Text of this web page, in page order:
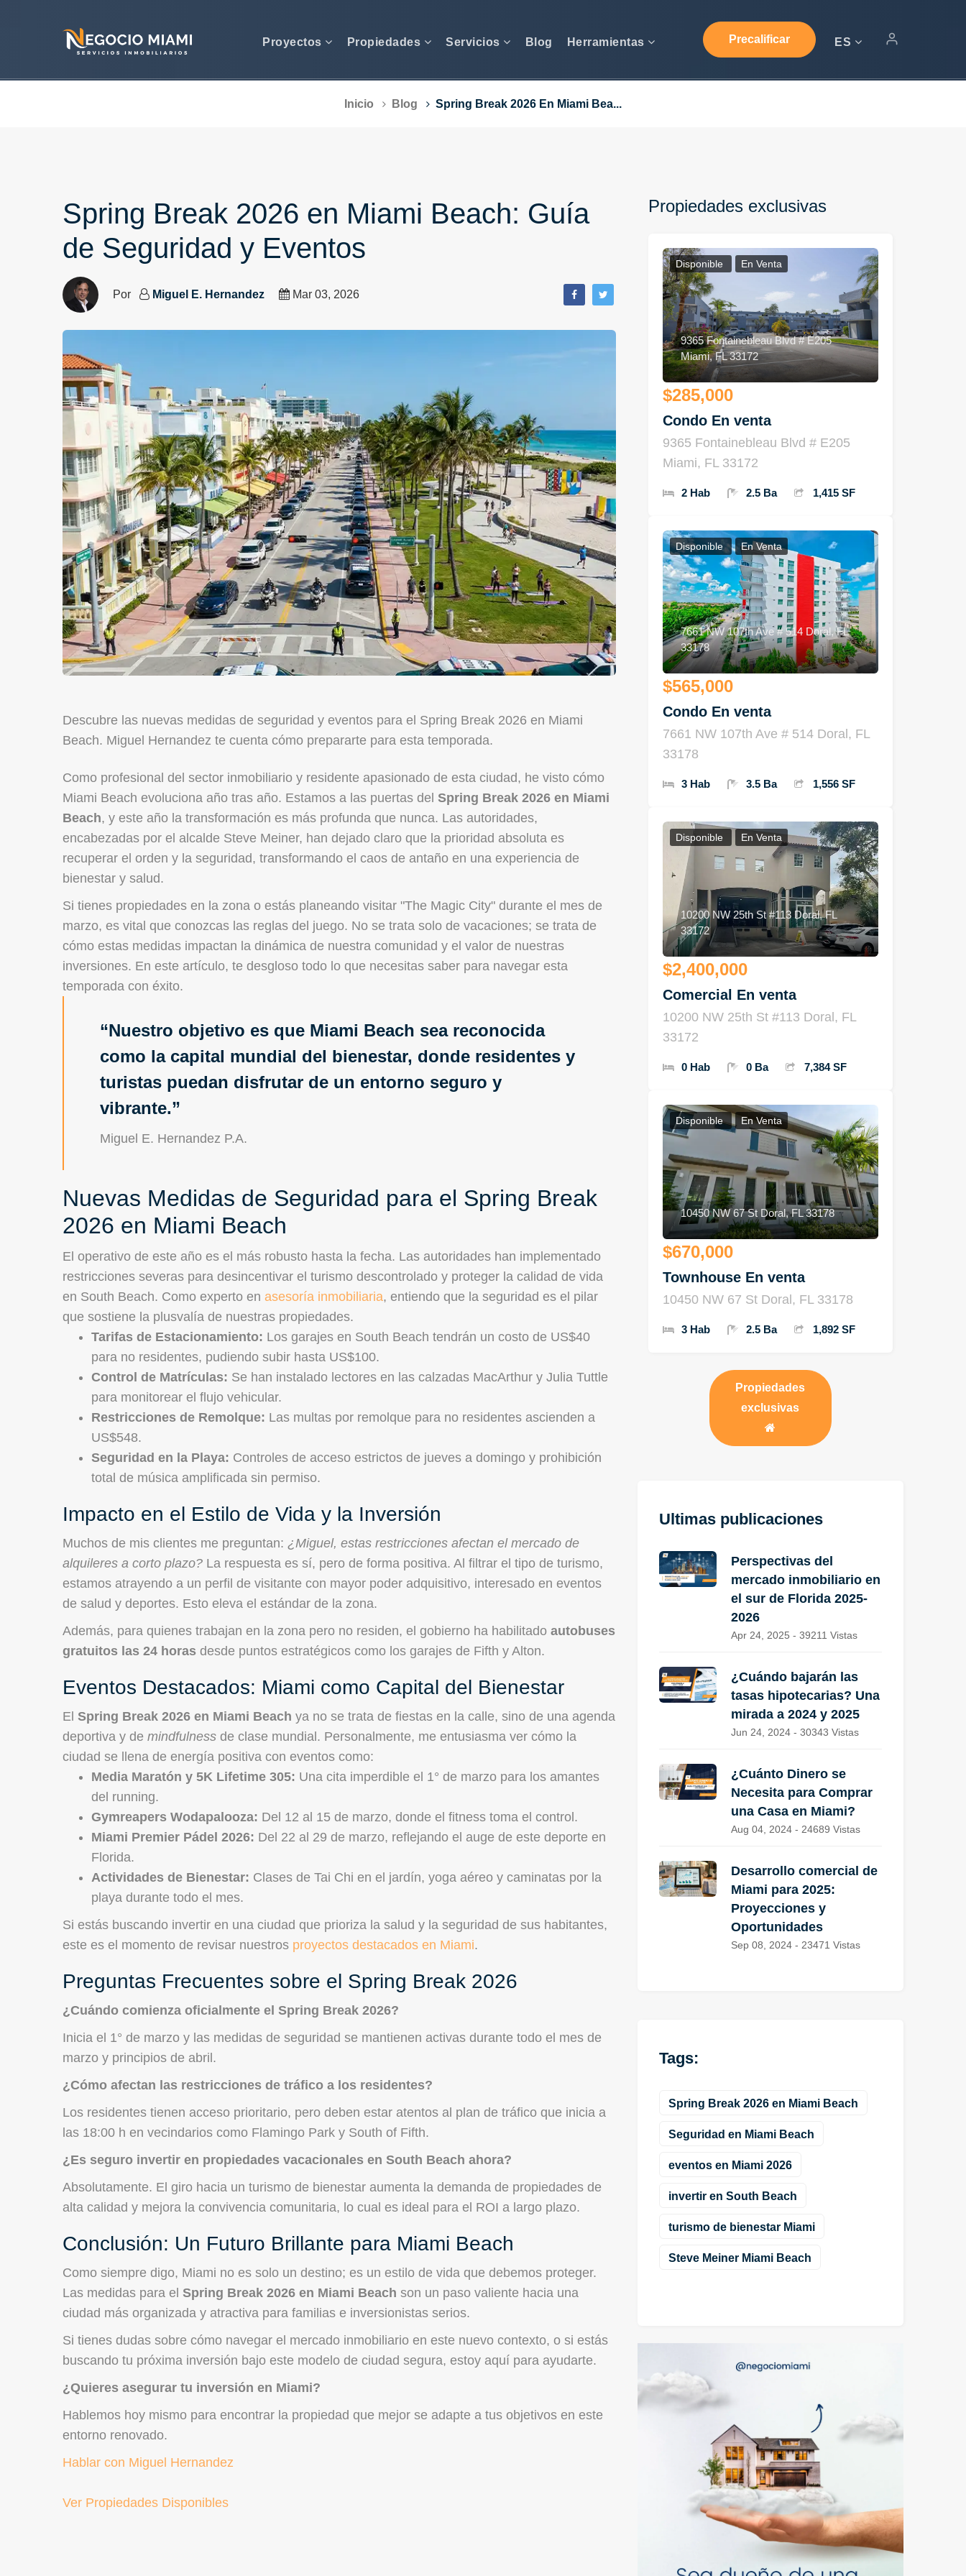
Proyectos Propiedades Servicios Blog Herramientas Precalificar ES
Inicio Blog Spring Break 2026 En Miami Bea...
Spring Break 2026 en Miami Beach: Guía
de Seguridad y Eventos
Por Miguel E. Hernandez Mar 03, 2026
Descubre las nuevas medidas de seguridad y eventos para el Spring Break 2026 en Miami
Beach. Miguel Hernandez te cuenta cómo prepararte para esta temporada.
Como profesional del sector inmobiliario y residente apasionado de esta ciudad, he visto cómo
Miami Beach evoluciona año tras año. Estamos a las puertas del Spring Break 2026 en Miami
Beach, y este año la transformación es más profunda que nunca. Las autoridades,
encabezadas por el alcalde Steve Meiner, han dejado claro que la prioridad absoluta es
recuperar el orden y la seguridad, transformando el caos de antaño en una experiencia de
bienestar y salud.
Si tienes propiedades en la zona o estás planeando visitar "The Magic City" durante el mes de
marzo, es vital que conozcas las reglas del juego. No se trata solo de vacaciones; se trata de
cómo estas medidas impactan la dinámica de nuestra comunidad y el valor de nuestras
inversiones. En este artículo, te desgloso todo lo que necesitas saber para navegar esta
temporada con éxito.
Nuestro objetivo es que Miami Beach sea reconocida
como la capital mundial del bienestar, donde residentes y
turistas puedan disfrutar de un entorno seguro y
vibrante.
Miguel E. Hernandez P.A.
Nuevas Medidas de Seguridad para el Spring Break
2026 en Miami Beach
El operativo de este año es el más robusto hasta la fecha. Las autoridades han implementado
restricciones severas para desincentivar el turismo descontrolado y proteger la calidad de vida
en South Beach. Como experto en asesoría inmobiliaria, entiendo que la seguridad es el pilar
que sostiene la plusvalía de nuestras propiedades.
Tarifas de Estacionamiento: Los garajes en South Beach tendrán un costo de US$40
para no residentes, pudiendo subir hasta US$100.
Control de Matrículas: Se han instalado lectores en las calzadas MacArthur y Julia Tuttle
para monitorear el flujo vehicular.
Restricciones de Remolque: Las multas por remolque para no residentes ascienden a
US$548.
Seguridad en la Playa: Controles de acceso estrictos de jueves a domingo y prohibición
total de música amplificada sin permiso.
Impacto en el Estilo de Vida y la Inversión
Muchos de mis clientes me preguntan: ¿Miguel, estas restricciones afectan el mercado de
alquileres a corto plazo? La respuesta es sí, pero de forma positiva. Al filtrar el tipo de turismo,
estamos atrayendo a un perfil de visitante con mayor poder adquisitivo, interesado en eventos
de salud y deportes. Esto eleva el estándar de la zona.
Además, para quienes trabajan en la zona pero no residen, el gobierno ha habilitado autobuses
gratuitos las 24 horas desde puntos estratégicos como los garajes de Fifth y Alton.
Eventos Destacados: Miami como Capital del Bienestar
El Spring Break 2026 en Miami Beach ya no se trata de fiestas en la calle, sino de una agenda
deportiva y de mindfulness de clase mundial. Personalmente, me entusiasma ver cómo la
ciudad se llena de energía positiva con eventos como:
Media Maratón y 5K Lifetime 305: Una cita imperdible el 1° de marzo para los amantes
del running.
Gymreapers Wodapalooza: Del 12 al 15 de marzo, donde el fitness toma el control.
Miami Premier Pádel 2026: Del 22 al 29 de marzo, reflejando el auge de este deporte en
Florida.
Actividades de Bienestar: Clases de Tai Chi en el jardín, yoga aéreo y caminatas por la
playa durante todo el mes.
Si estás buscando invertir en una ciudad que prioriza la salud y la seguridad de sus habitantes,
este es el momento de revisar nuestros proyectos destacados en Miami.
Preguntas Frecuentes sobre el Spring Break 2026
¿Cuándo comienza oficialmente el Spring Break 2026?
Inicia el 1° de marzo y las medidas de seguridad se mantienen activas durante todo el mes de
marzo y principios de abril.
¿Cómo afectan las restricciones de tráfico a los residentes?
Los residentes tienen acceso prioritario, pero deben estar atentos al plan de tráfico que inicia a
las 18:00 h en vecindarios como Flamingo Park y South of Fifth.
¿Es seguro invertir en propiedades vacacionales en South Beach ahora?
Absolutamente. El giro hacia un turismo de bienestar aumenta la demanda de propiedades de
alta calidad y mejora la convivencia comunitaria, lo cual es ideal para el ROI a largo plazo.
Conclusión: Un Futuro Brillante para Miami Beach
Como siempre digo, Miami no es solo un destino; es un estilo de vida que debemos proteger.
Las medidas para el Spring Break 2026 en Miami Beach son un paso valiente hacia una
ciudad más organizada y atractiva para familias e inversionistas serios.
Si tienes dudas sobre cómo navegar el mercado inmobiliario en este nuevo contexto, o si estás
buscando tu próxima inversión bajo este modelo de ciudad segura, estoy aquí para ayudarte.
¿Quieres asegurar tu inversión en Miami?
Hablemos hoy mismo para encontrar la propiedad que mejor se adapte a tus objetivos en este
entorno renovado.
Hablar con Miguel Hernandez
Ver Propiedades Disponibles
Propiedades exclusivas
Disponible En Venta
9365 Fontainebleau Blvd # E205
Miami, FL 33172
$285,000
Condo En venta
9365 Fontainebleau Blvd # E205
Miami, FL 33172
2 Hab 2.5 Ba 1,415 SF
Disponible En Venta
7661 NW 107th Ave # 514 Doral, FL
33178
$565,000
Condo En venta
7661 NW 107th Ave # 514 Doral, FL
33178
3 Hab 3.5 Ba 1,556 SF
Disponible En Venta
10200 NW 25th St #113 Doral, FL
33172
$2,400,000
Comercial En venta
10200 NW 25th St #113 Doral, FL
33172
0 Hab 0 Ba 7,384 SF
Disponible En Venta
10450 NW 67 St Doral, FL 33178
$670,000
Townhouse En venta
10450 NW 67 St Doral, FL 33178
3 Hab 2.5 Ba 1,892 SF
Propiedades
exclusivas
Ultimas publicaciones
Perspectivas del
mercado inmobiliario en
el sur de Florida 2025-
2026
Apr 24, 2025 - 39211 Vistas
¿Cuándo bajarán las
tasas hipotecarias? Una
mirada a 2024 y 2025
Jun 24, 2024 - 30343 Vistas
¿Cuánto Dinero se
Necesita para Comprar
una Casa en Miami?
Aug 04, 2024 - 24689 Vistas
Desarrollo comercial de
Miami para 2025:
Proyecciones y
Oportunidades
Sep 08, 2024 - 23471 Vistas
Tags:
Spring Break 2026 en Miami Beach
Seguridad en Miami Beach
eventos en Miami 2026
invertir en South Beach
turismo de bienestar Miami
Steve Meiner Miami Beach